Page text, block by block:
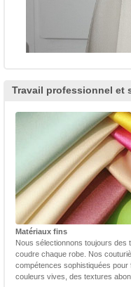
Travail professionnel et
Matériaux fins
Nous sélectionnons toujours des
coudre chaque robe. Nos
compétences sophistiquées
couleurs vives, des textures